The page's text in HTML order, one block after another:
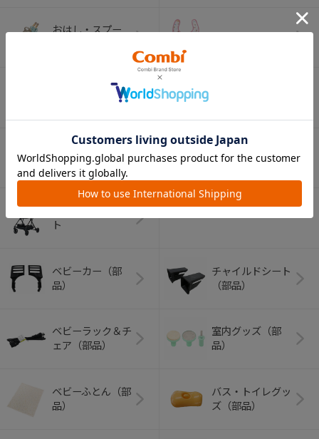
おはし・スプー
（お口のケア）
（ヘルメット）
ペット用品
ショッピングカー
ト
ベビーカー（部
品）
チャイルドシート
（部品）
ベビーラック＆チ
ェア（部品）
室内グッズ（部
品）
ベビーふとん（部
品）
バス・トイレグッ
ズ（部品）